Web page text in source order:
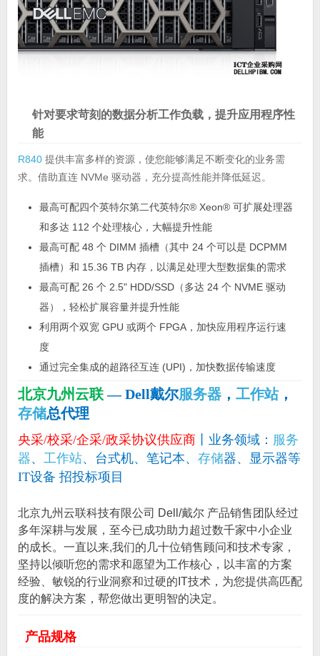
针对要求苛刻的数据分析工作负载，提升应用程序性
能
R840提供丰富多样的资源，使您能够满足不断变化的业务需
求。借助直连 NVMe 驱动器，充分提高性能并降低延迟。
最高可配四个英特尔第二代英特尔® Xeon® 可扩展处理器
和多达 112 个处理核心，大幅提升性能
最高可配 48 个 DIMM 插槽（其中 24 个可以是 DCPMM
插槽）和 15.36 TB 内存，以满足处理大型数据集的需求
最高可配 26 个 2.5" HDD/SSD（多达 24 个 NVME 驱动
器），轻松扩展容量并提升性能
利用两个双宽 GPU 或两个 FPGA，加快应用程序运行速
度
通过完全集成的超路径互连 (UPI)，加快数据传输速度
北京九州云联— Dell戴尔服务器， 工作站，
存储总代理
央采/校采/企采/政采协议供应商丨业务领域： 服务
器、 工作站、台式机、笔记本、 存储器、显示器等
IT设备 招投标项目
北京九州云联科技有限公司 Dell/戴尔 产品销售团队经过
多年深耕与发展，至今已成功助力超过数千家中小企业
的成长。一直以来,我们的几十位销售顾问和技术专家，
坚持以倾听您的需求和愿望为工作核心，以丰富的方案
经验、敏锐的行业洞察和过硬的IT技术，为您提供高匹配
度的解决方案，帮您做出更明智的决定。
产品规格